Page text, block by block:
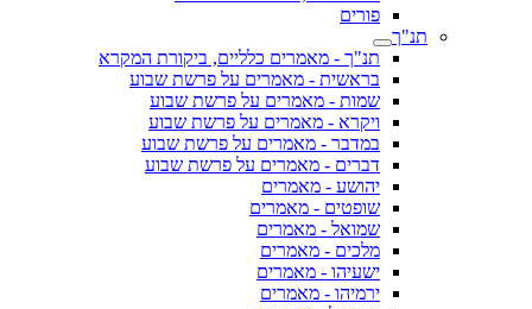
פורים
תנ"ך
תנ"ך - מאמרים כלליים, ביקורת המקרא
בראשית - מאמרים על פרשת שבוע
שמות - מאמרים על פרשת שבוע
ויקרא - מאמרים על פרשת שבוע
במדבר - מאמרים על פרשת שבוע
דברים - מאמרים על פרשת שבוע
יהושע - מאמרים
שופטים - מאמרים
שמואל - מאמרים
מלכים - מאמרים
ישעיהו - מאמרים
ירמיהו - מאמרים